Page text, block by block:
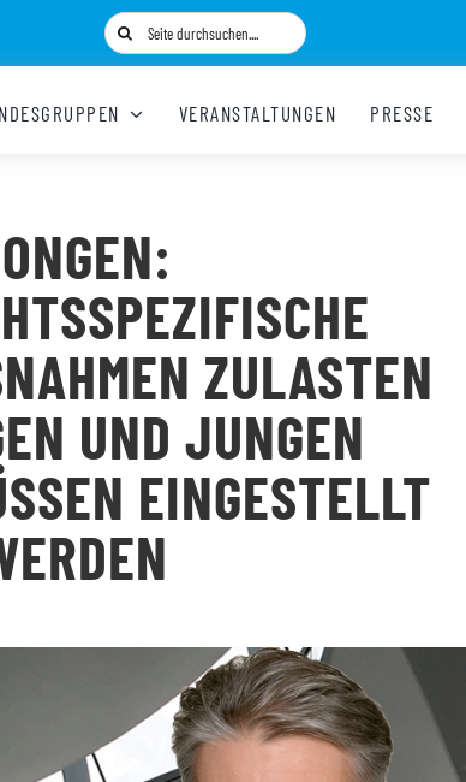
Suche
nach:
VERANSTALTUNGEN PRESSE
ZULASTEN V
UND JUNGEN M
EINGESTELLT W